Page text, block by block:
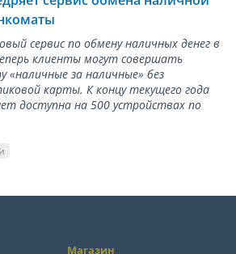
сервис по обмену наличных денег в
клиенты могут совершать
«наличные за наличные» без
карты. К концу текущего года
доступна на 500 устройствах по
Магазин